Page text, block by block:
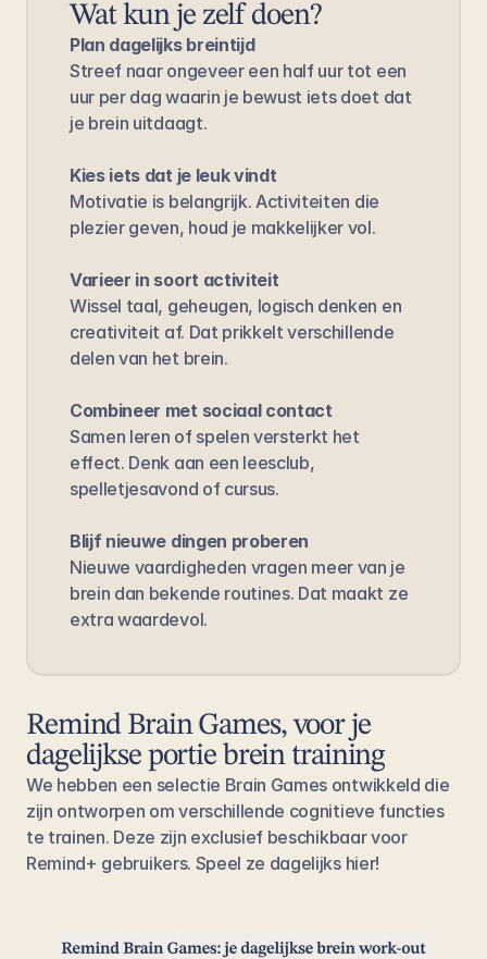
Wat kun je zelf doen?
Plan dagelijks breintijd
Streef naar ongeveer een half uur tot een
uur per dag waarin je bewust iets doet dat
je brein uitdaagt.
Kies iets dat je leuk vindt
Motivatie is belangrijk. Activiteiten die
plezier geven, houd je makkelijker vol.
Varieer in soort activiteit
Wissel taal, geheugen, logisch denken en
creativiteit af. Dat prikkelt verschillende
delen van het brein.
Combineer met sociaal contact
Samen leren of spelen versterkt het
effect. Denk aan een leesclub,
spelletjesavond of cursus.
Blijf nieuwe dingen proberen
Nieuwe vaardigheden vragen meer van je
brein dan bekende routines. Dat maakt ze
extra waardevol.
Remind Brain Games, voor je
dagelijkse portie brein training
We hebben een selectie Brain Games ontwikkeld die
zijn ontworpen om verschillende cognitieve functies
te trainen. Deze zijn exclusief beschikbaar voor
Remind+ gebruikers. Speel ze dagelijks hier!